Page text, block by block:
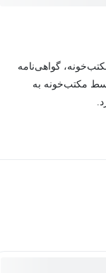
گواهی‌نامه
مکتب‌خونه به